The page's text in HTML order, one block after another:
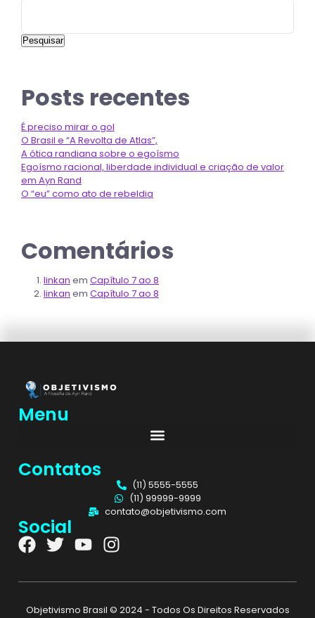
Pesquisar
Posts recentes
É preciso mirar o gol
O Brasil e “A Revolta de Atlas”,
A ótica randiana sobre o egoísmo
Egoísmo racional, liberdade individual e criação de valor
em Ayn Rand
O “eu” como ato de rebeldia
Comentários
linkan em Capítulo 7 ao 8
linkan em Capítulo 7 ao 8
Menu
Contatos
(11) 5555-5555
(11) 99999-9999
contato@objetivismo.com
Social
Objetivismo Brasil © 2024 - Todos Os Direitos Reservados